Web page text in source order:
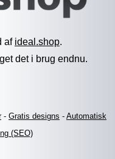
af ideal.shop.
det i brug endnu.
- Gratis designs - Automatisk
(SEO)